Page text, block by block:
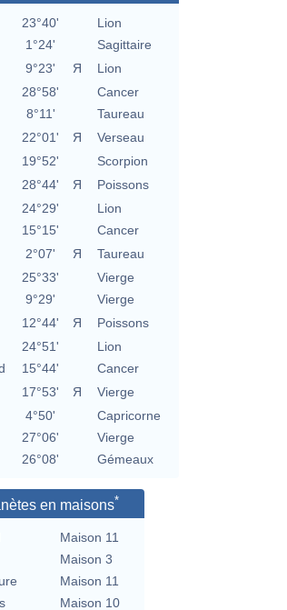
23°40'
Lion
1°24'
Sagittaire
9°23' Я
Lion
28°58'
Cancer
8°11'
Taureau
22°01' Я
Verseau
19°52'
Scorpion
28°44' Я
Poissons
24°29'
Lion
15°15'
Cancer
2°07' Я
Taureau
25°33'
Vierge
9°29'
Vierge
12°44' Я
Poissons
24°51'
Lion
15°44'
Cancer
17°53' Я
Vierge
4°50'
Capricorne
27°06'
Vierge
26°08' Gémeaux
en maisons*
Maison 11
Maison 3
Maison 11
Maison 10